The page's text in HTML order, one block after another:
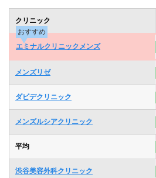
クリニック
おすすめ
エミナルクリニックメンズ
メンズリゼ
ダビデクリニック
メンズルシアクリニック
平均
渋谷美容外科クリニック